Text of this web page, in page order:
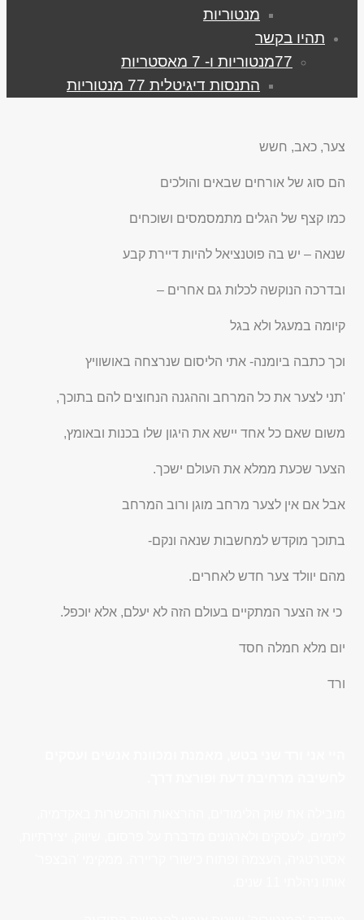
מנטוריות
תהיו בקשר
77מנטוריות ו- 7 מאסטריות
התנסות דיגיטלית 77 מנטוריות
צער, כאב, חשש
הם סוג של אורחים שבאים והולכים
כמו קצף של הגלים מתמסמסים ושוכחים
שנאה – יש בה פוטנציאל להיות דיירת קבע
ובדרכה הנוקשה לכלות גם אחרים –
קיומה במעגל ולא בגל
וכך כתבה ביומנה- אתי הליסום שנרצחה באושוויץ
'תני לצער את כל המרחב וההגנה הנחוצים להם בתוכך,
משום שאם כל אחד יישא את היגון שלו בכנות ובאומץ,
הצער שכעת ממלא את העולם ישכך.
אבל אם אין לצער מרחב מוגן ורוב המרחב
בתוכך מוקדש למחשבות שנאה ונקם-
מהם יוולד צער חדש לאחרים.
כי אז הצער המתקיים בעולם הזה לא יעלם, אלא יוכפל.
יום מלא חמלה חסד
ורד